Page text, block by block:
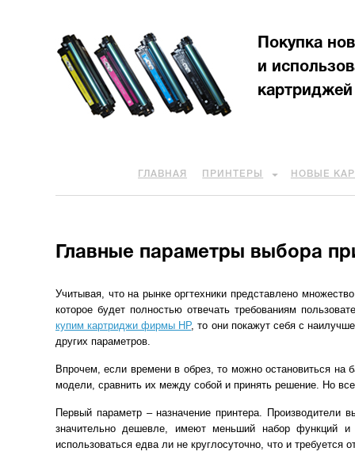
Покупка
и
картриджей
ГЛАВНАЯ ПРИНТЕРЫ НОВЫЕ
Главные параметры выбора
Учитывая, что на рынке оргтехники представлено
которое будет полностью отвечать требованиям
купим картриджи фирмы HP, то они покажут себя с
других параметров.
Впрочем, если времени в обрез, то можно остановиться на
модели, сравнить их между собой и принять решение. Но
Первый параметр – назначение принтера.
значительно дешевле, имеют меньший набор функций
использоваться едва ли не круглосуточно, что и требуется